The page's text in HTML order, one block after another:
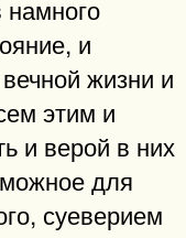
и
жизни и
этим и
и верой в них
для
суеверием